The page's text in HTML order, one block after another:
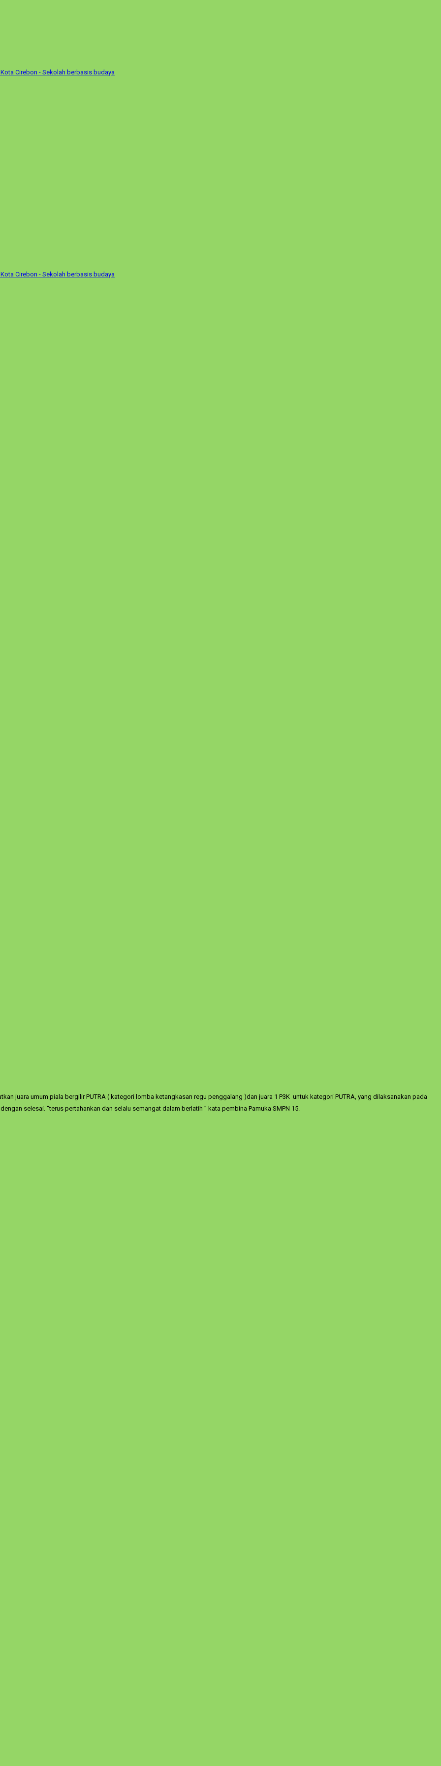
juara umum piala bergilir PUTRA ( kategori lomba ketangkasan regu penggalang )dan juara 1 P3K untuk kategori PUTRA, yang dilaksanakan pada
selesai. “terus pertahankan dan selalu semangat dalam berlatih ” kata pembina Pamuka SMPN 15.